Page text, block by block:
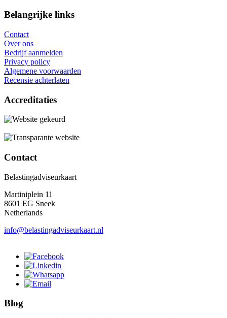
Belangrijke links
Contact
Over ons
Bedrijf aanmelden
Privacy policy
Algemene voorwaarden
Recensie achterlaten
Accreditaties
Contact
Belastingadviseurkaart
Martiniplein 11
8601 EG Sneek
Netherlands
info@belastingadviseurkaart.nl
Blog